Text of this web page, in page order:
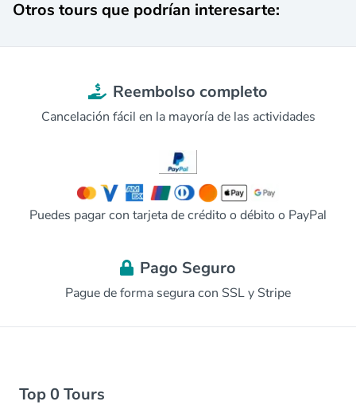
Otros tours que podrían interesarte:
Reembolso completo
Cancelación fácil en la mayoría de las actividades
Puedes pagar con tarjeta de crédito o débito o PayPal
Pago Seguro
Pague de forma segura con SSL y Stripe
Top 0 Tours